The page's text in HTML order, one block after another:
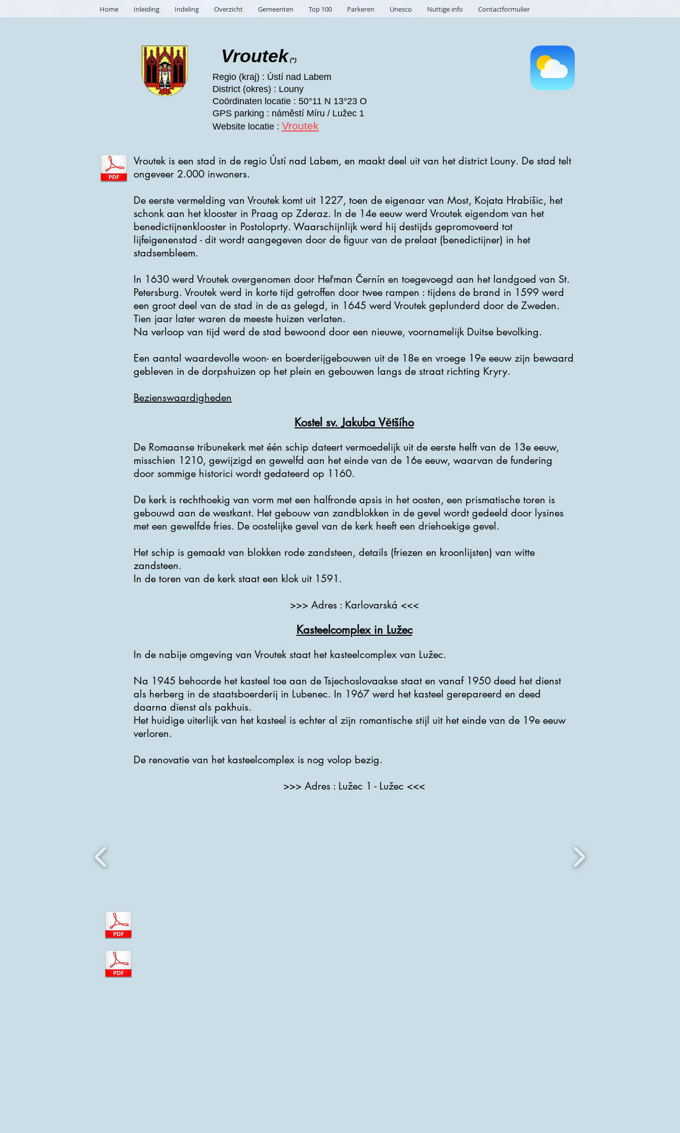
Home Inleiding Indeling Overzicht Gemeenten Top 100 Parkeren Unesco Nuttige info Contactformulier
Vroutek (*)
Regio (kraj) : Ústí nad Labem
District (okres) : Louny
Coördinaten locatie : 50°11 N 13°23 O
GPS parking : náměstí Míru / Lužec 1
Website locatie : Vroutek
Vroutek is een stad in de regio Ústí nad Labem, en maakt deel uit van het district Louny. De stad telt
ongeveer 2.000 inwoners.
De eerste vermelding van Vroutek komt uit 1227, toen de eigenaar van Most, Kojata Hrabišic, het
schonk aan het klooster in Praag op Zderaz. In de 14e eeuw werd Vroutek eigendom van het
benedictijnenklooster in Postoloprty. Waarschijnlijk werd hij destijds gepromoveerd tot
lijfeigenenstad - dit wordt aangegeven door de figuur van de prelaat (benedictijner) in het
stadsembleem.
In 1630 werd Vroutek overgenomen door Heřman Černín en toegevoegd aan het landgoed van St.
Petersburg. Vroutek werd in korte tijd getroffen door twee rampen : tijdens de brand in 1599 werd
een groot deel van de stad in de as gelegd, in 1645 werd Vroutek geplunderd door de Zweden.
Tien jaar later waren de meeste huizen verlaten.
Na verloop van tijd werd de stad bewoond door een nieuwe, voornamelijk Duitse bevolking.
Een aantal waardevolle woon- en boerderijgebouwen uit de 18e en vroege 19e eeuw zijn bewaard
gebleven in de dorpshuizen op het plein en gebouwen langs de straat richting Kryry.
Bezienswaardigheden
Kostel sv. Jakuba Většího
De Romaanse tribunekerk met één schip dateert vermoedelijk uit de eerste helft van de 13e eeuw,
misschien 1210, gewijzigd en gewelfd aan het einde van de 16e eeuw, waarvan de fundering
door sommige historici wordt gedateerd op 1160.
De kerk is rechthoekig van vorm met een halfronde apsis in het oosten, een prismatische toren is
gebouwd aan de westkant. Het gebouw van zandblokken in de gevel wordt gedeeld door lysines
met een gewelfde fries. De oostelijke gevel van de kerk heeft een driehoekige gevel.
Het schip is gemaakt van blokken rode zandsteen, details (friezen en kroonlijsten) van witte
zandsteen.
In de toren van de kerk staat een klok uit 1591.
>>> Adres : Karlovarská <<<
Kasteelcomplex in Lužec
In de nabije omgeving van Vroutek staat het kasteelcomplex van Lužec.
Na 1945 behoorde het kasteel toe aan de Tsjechoslovaakse staat en vanaf 1950 deed het dienst
als herberg in de staatsboerderij in Lubenec. In 1967 werd het kasteel gerepareerd en deed
daarna dienst als pakhuis.
Het huidige uiterlijk van het kasteel is echter al zijn romantische stijl uit het einde van de 19e eeuw
verloren.
De renovatie van het kasteelcomplex is nog volop bezig.
>>> Adres : Lužec 1 - Lužec <<<